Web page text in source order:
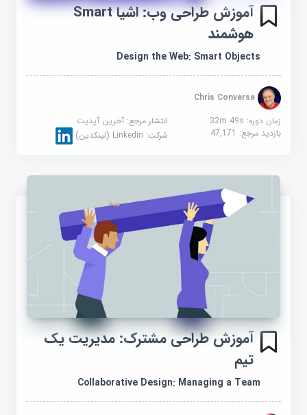
آموزش طراحی وب: اشیا Smart
هوشمند
Design the Web: Smart Objects
Chris Converse
زمان دوره: 32m 49s
انتشار مرجع:آخرین آپدیت
بازدید مرجع:47,171 شرکت:Linkedin (لینکدین)
آموزش طراحی مشترک: مدیریت یک
تیم
Collaborative Design: Managing a Team